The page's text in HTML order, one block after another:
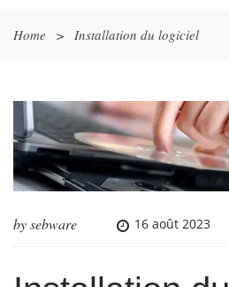
Home > Installation du logiciel
bysebware 16 août 2023